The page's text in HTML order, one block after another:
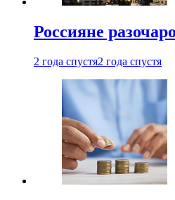
Россияне
2 года спустя2 года спустя